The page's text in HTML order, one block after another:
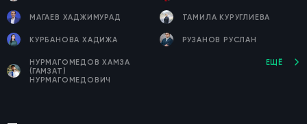
МАГАЕВ ХАДЖИМУРАД ТАМИЛА КУРУГЛИЕВА
КУРБАНОВА ХАДИЖА РУЗАНОВ РУСЛАН
НУРМАГОМЕДОВ ХАМЗА
(ГАМЗАТ)
НУРМАГОМЕДОВИЧ
ЕЩЁ